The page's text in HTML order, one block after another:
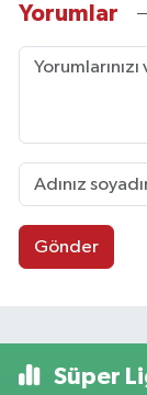
Yorumlar
Gönder
Süper